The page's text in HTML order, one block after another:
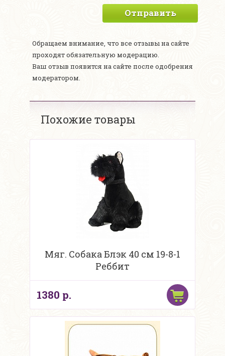
Отправить
Обращаем внимание, что все отзывы на сайте
проходят обязательную модерацию.
Ваш отзыв появится на сайте после одобрения
модератором.
Похожие товары
Мяг. Собака Блэк 40 см 19-8-1
Реббит
1380 р.